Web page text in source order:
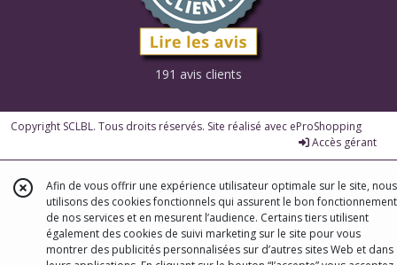
191 avis clients
Copyright SCLBL. Tous droits réservés. Site réalisé avec eProShopping
Accès gérant
Afin de vous offrir une expérience utilisateur optimale sur le site, nous
utilisons des cookies fonctionnels qui assurent le bon fonctionnement
de nos services et en mesurent l’audience. Certains tiers utilisent
également des cookies de suivi marketing sur le site pour vous
montrer des publicités personnalisées sur d’autres sites Web et dans